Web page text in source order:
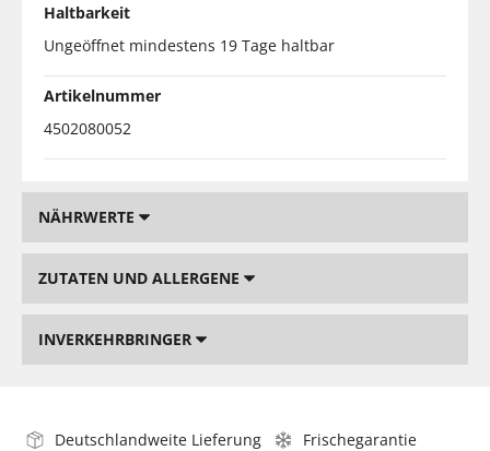
Haltbarkeit
Ungeöffnet mindestens 19 Tage haltbar
Artikelnummer
4502080052
NÄHRWERTE
ZUTATEN UND ALLERGENE
INVERKEHRBRINGER
Deutschlandweite Lieferung
Frischegarantie